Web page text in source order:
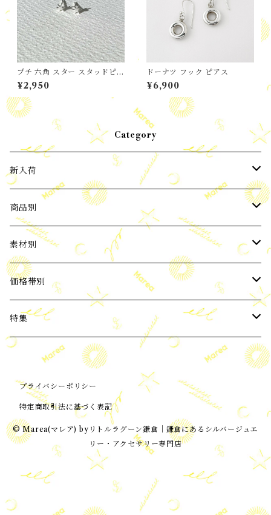
プチ 六角 スター スタッドピア
ス
¥2,950
ドーナツ フック ピアス
¥6,900
Category
新入荷
2024年3月新入荷
2024年4月新入荷
2024年5月新入荷
2024年6月新入荷
2024年7月新入荷
2024年8月新入荷
2024年9月新入荷
2024年11月新入荷
商品別
ピアス
イヤーカフ
ネックレス
ブレスレット
ノンホールピアス(イヤリング)
雑貨
アンクレット
素材別
パール
バロックパール
天然石
ブルー系 天然石
ピンク・赤系天然石
オニキス、黒系天然石
Silver925
Silver925+Gold Coating
K18 GOLD
価格帯別
3,000円以下
3,001～6,000円
6,001～10,000円
10,001円～
特集
ビーチコレクション
ORIGNAL
ORIGNAL
イヤリング加工可能アイテム
Message collection
プライバシーポリシー
特定商取引法に基づく表記
© Marea(マレア) byリトルラグーン鎌倉│鎌倉にあるシルバージュエ
リー・アクセサリー専門店